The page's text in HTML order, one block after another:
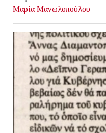
Μαρία Μανωλοπούλου